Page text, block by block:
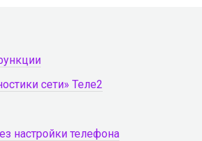
сети» Теле2
настройки телефона